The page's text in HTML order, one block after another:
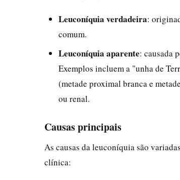
Leuconíquia verdadeira:
comum.
Leuconíquia aparente: causada
Exemplos incluem a "unha de
(metade proximal branca e
ou renal.
Causas principais
As causas da leuconíquia são
clínica: